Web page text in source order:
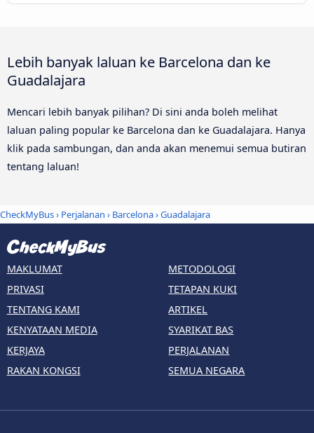
Lebih banyak laluan ke Barcelona dan ke
Guadalajara
Mencari lebih banyak pilihan? Di sini anda boleh melihat
laluan paling popular ke Barcelona dan ke Guadalajara. Hanya
klik pada sambungan, dan anda akan menemui semua butiran
tentang laluan!
CheckMyBus› Perjalanan › Barcelona›Guadalajara
MAKLUMAT
PRIVASI
TENTANG KAMI
KENYATAAN MEDIA
KERJAYA
RAKAN KONGSI
METODOLOGI
TETAPAN KUKI
ARTIKEL
SYARIKAT BAS
PERJALANAN
SEMUA NEGARA